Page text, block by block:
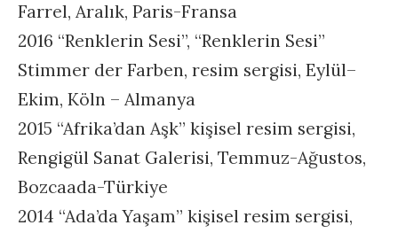
Farrel, Aralık, Paris-Fransa
2016 “Renklerin Sesi”, “Renklerin Sesi”
Stimmer der Farben, resim sergisi, Eylül–
Ekim, Köln – Almanya
2015 “Afrika’dan Aşk” kişisel resim sergisi,
Rengigül Sanat Galerisi, Temmuz-Ağustos,
Bozcaada-Türkiye
2014 “Ada’da Yaşam” kişisel resim sergisi,